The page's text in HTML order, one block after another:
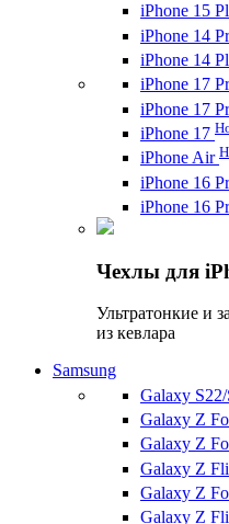
iPhone 15
iPhone 14
iPhone 14
iPhone 17
iPhone 17
iPhone 17
iPhone Air
iPhone 16
iPhone 16
Чехлы для
Ультратонкие и
из кевлара
Samsung
Galaxy
Galaxy Z
Galaxy Z
Galaxy Z
Galaxy Z
Galaxy Z